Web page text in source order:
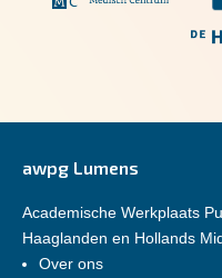
awpg Lumens
Academische Werkplaats
Haaglanden en Hollands
Over ons